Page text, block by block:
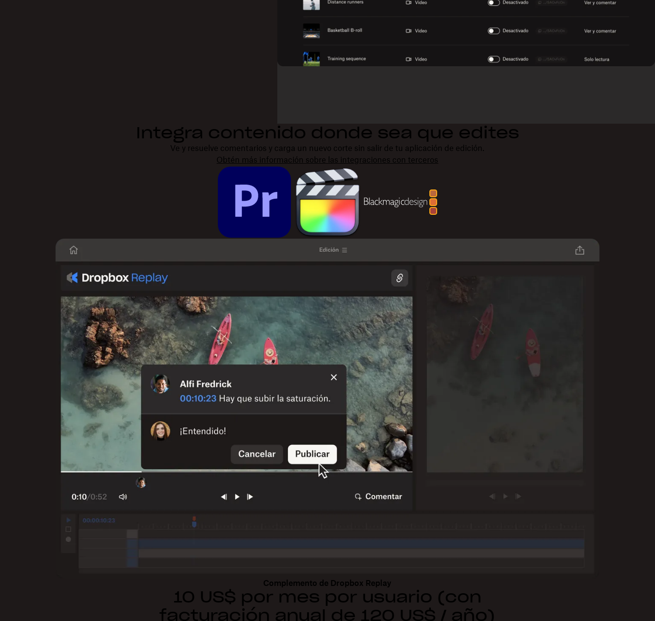
Integra contenido donde sea que edites
Ve y resuelve comentarios y carga un nuevo corte sin salir de tu aplicación de edición.
Obtén más información sobre las integraciones con terceros
Complemento de Dropbox Replay
10 US$ por mes por usuario (con
facturación anual de 120 US$ / año)